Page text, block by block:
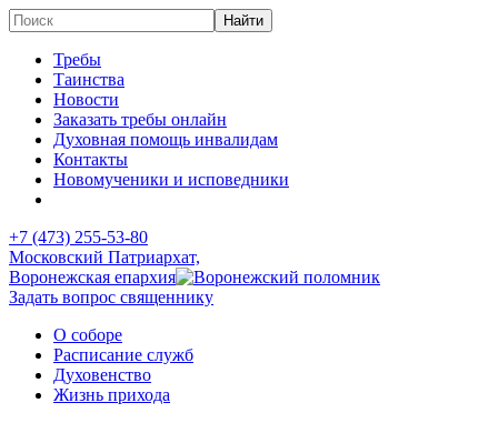
Требы
Таинства
Новости
Заказать требы онлайн
Духовная помощь инвалидам
Контакты
Новомученики и исповедники
+7 (473) 255-53-80
Московский Патриархат,
Воронежская епархия
Задать вопрос священнику
О соборе
Расписание служб
Духовенство
Жизнь прихода